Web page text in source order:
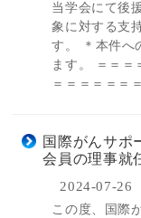
当学会にて後
象に対する支
す。 ＊本件へ
ます。 ＝＝＝
＝＝＝＝＝＝
国際がんサポ
会員の理事就
2024-07-26
この度、国際